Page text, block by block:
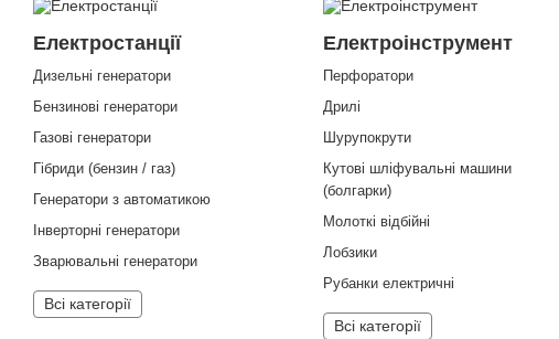
Електростанції
Дизельні генератори
Бензинові генератори
Газові генератори
Гібриди (бензин / газ)
Генератори з автоматикою
Інверторні генератори
Зварювальні генератори
Всі категорії
Електроінструмент
Перфоратори
Дрилі
Шурупокрути
Кутові шліфувальні машини
(болгарки)
Молоткі відбійні
Лобзики
Рубанки електричні
Всі категорії